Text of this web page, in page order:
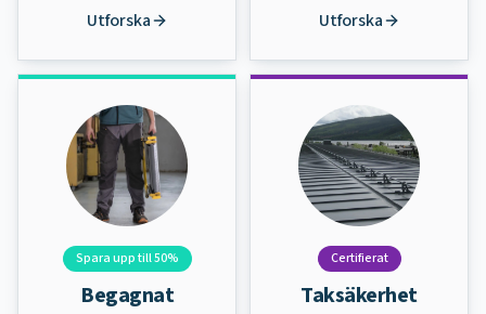
Utforska Utforska
Spara upp till 50%
Begagnat
Certifierat
Taksäkerhet